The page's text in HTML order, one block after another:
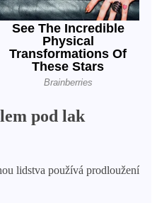
pod lak
lidstva používá prodloužení